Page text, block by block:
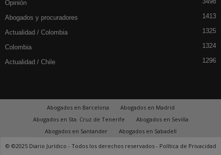
Opinión
Abogados y procuradores 1413
Actualidad / Colombia 1325
Colombia 1324
Actualidad / Chile 1296
Abogados en Barcelona
Abogados en Madrid
Abogados en Sta. Cruz de Tenerife
Abogados en Sevilla
Abogados en Santander
Abogados en Sabadell
© ©2025 Diario Jurídico - Todos los derechos reservados - Política de Privacidad